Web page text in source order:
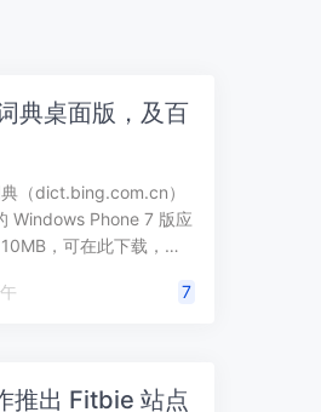
典桌面版，及百
（dict.bing.com.cn）
Windows Phone 7 版应
，可在此下载，…
下午 7
推出 Fitbie 站点